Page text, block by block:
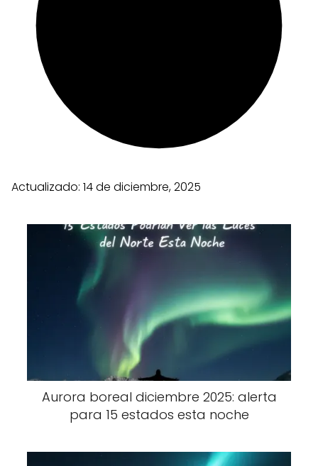
Actualizado: 14 de diciembre, 2025
Aurora boreal diciembre 2025: alerta
para 15 estados esta noche